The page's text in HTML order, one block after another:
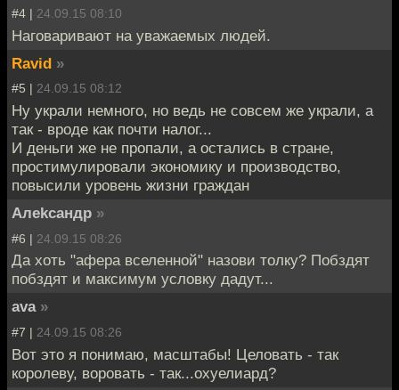
#4 | 24.09.15 08:10
Наговаривают на уважаемых людей.
Ravid »
#5 | 24.09.15 08:12
Ну украли немного, но ведь не совсем же украли, а
так - вроде как почти налог...
И деньги же не пропали, а остались в стране,
простимулировали экономику и производство,
повысили уровень жизни граждан
Алеkсандр »
#6 | 24.09.15 08:26
Да хоть "афера вселенной" назови толку? Побздят
побздят и максимум условку дадут...
ava »
#7 | 24.09.15 08:26
Вот это я понимаю, масштабы! Целовать - так
королеву, воровать - так...охуелиард?